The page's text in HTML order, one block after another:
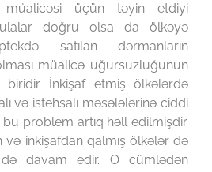
müalicəsi üçün təyin etdiyi
doğru olsa da ölkəyə
satılan dərmanların
müalicə uğursuzluğunun
biridir. İnkişaf etmiş ölkələrdə
və istehsalı məsələlərinə ciddi
bu problem artıq həll edilmişdir.
və inkişafdan qalmış ölkələr də
davam edir. O cümlədən